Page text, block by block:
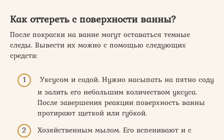
Как оттереть с поверхности ванны?
После покраски на ванне могут оставаться темные
следы. Вывести их можно с помощью следующих
средств:
Уксусом и содой. Нужно насыпать на пятно соду
и залить его небольшим количеством уксуса.
После завершения реакции поверхность ванны
протирают щеткой или губкой.
Хозяйственным мылом. Его вспенивают и с